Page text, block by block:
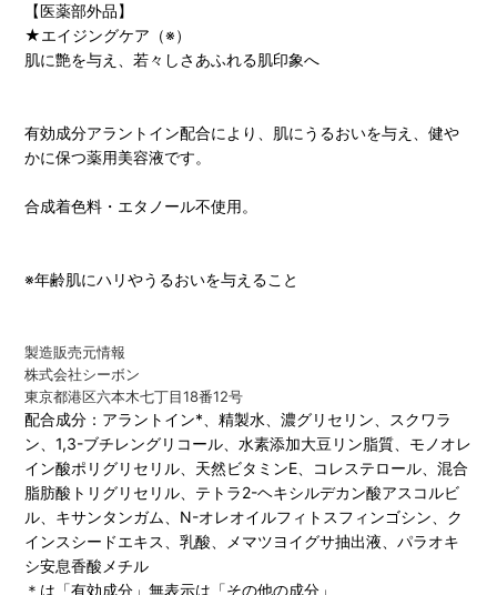
【医薬部外品】
★エイジングケア（※）
肌に艶を与え、若々しさあふれる肌印象へ
有効成分アラントイン配合により、肌にうるおいを与え、健や
かに保つ薬用美容液です。
合成着色料・エタノール不使用。
※年齢肌にハリやうるおいを与えること
製造販売元情報
株式会社シーボン
東京都港区六本木七丁目18番12号
配合成分：アラントイン*、精製水、濃グリセリン、スクワラ
ン、1,3-ブチレングリコール、水素添加大豆リン脂質、モノオレ
イン酸ポリグリセリル、天然ビタミンE、コレステロール、混合
脂肪酸トリグリセリル、テトラ2-ヘキシルデカン酸アスコルビ
ル、キサンタンガム、N-オレオイルフィトスフィンゴシン、ク
インスシードエキス、乳酸、メマツヨイグサ抽出液、パラオキ
シ安息香酸メチル
＊は「有効成分」無表示は「その他の成分」